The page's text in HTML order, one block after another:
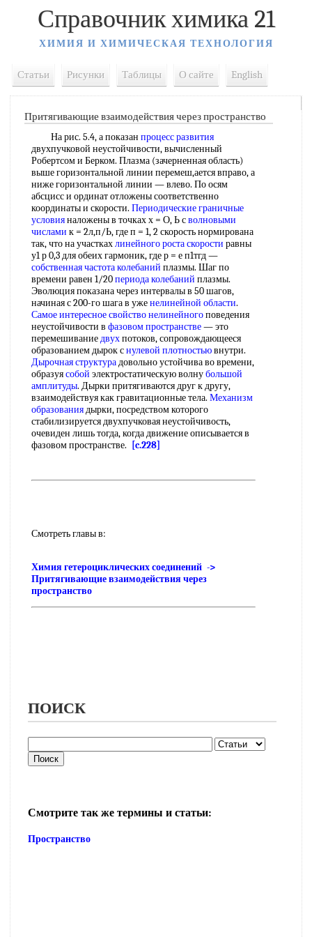
Справочник химика 21
ХИМИЯ И ХИМИЧЕСКАЯ ТЕХНОЛОГИЯ
Статьи Рисунки Таблицы О сайте English
Притягивающие взаимодействия через пространство
На рис. 5.4, а показан процесс развития
двухпучковой неустойчивости, вычисленный
Робертсом и Берком. Плазма (зачерненная область)
выше горизонтальной линии перемеш,ается вправо, а
ниже горизонтальной линии — влево. По осям
абсцисс и ординат отложены соответственно
координаты и скорости. Периодические граничные
условияналожены в точках х = О, Ь сволновыми
числами к = 2л,п/Ь, где п = 1, 2 скорость нормирована
так, что на участкахлинейного роста скорости равны
у1 р 0,3 для обеих гармоник, где р = е п1тгд —
собственная частота колебаний плазмы. Шаг по
времени равен 1/20периода колебаний плазмы.
Эволюция показана через интервалы в 50 шагов,
начиная с 200-го шага в уженелинейной области.
Самое интересноесвойство нелинейногоповедения
неустойчивости в фазовом пространстве— это
перемешиваниедвухпотоков, сопровождающееся
образованием дырок снулевой плотностьювнутри.
Дырочная структурадовольно устойчива во времени,
образуясобой электростатическую волнубольшой
амплитуды. Дырки притягиваются друг к другу,
взаимодействуя как гравитационные тела. Механизм
образованиядырки, посредством которого
стабилизируется двухпучковая неустойчивость,
очевиден лишь тогда, когда движение описывается в
фазовом пространстве.
[c.228]
Смотреть главы в:
Химия гетероциклических соединений ->
Притягивающие взаимодействия через
пространство
ПОИСК
Смотрите так же термины и статьи:
Пространство